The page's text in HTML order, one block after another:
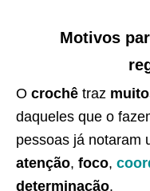
Motivos
O crochê traz
daqueles que o
pessoas já notaram
atenção, foco,
determinação.